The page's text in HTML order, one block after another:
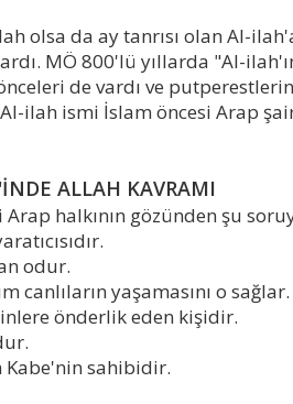
olsa da ay tanrısı olan Al-
MÖ 800'lü yıllarda "Al-
de vardı ve
ilah ismi İslam öncesi Arap
ALLAH KAVRAMI
halkının gözünden şu
odur.
canlıların yaşamasını o sağlar.
önderlik eden kişidir.
Kabe'nin sahibidir.